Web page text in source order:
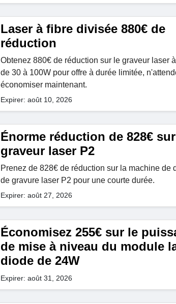
Laser à fibre divisée 880€ de
réduction
Obtenez 880€ de réduction sur le graveur laser
de 30 à 100W pour offre à durée limitée,
économiser maintenant.
Expirer: août 10, 2026
Énorme réduction de 828€
graveur laser P2
Prenez de 828€ de réduction sur la machine de
de gravure laser P2 pour une courte durée.
Expirer: août 27, 2026
Économisez 255€ sur le
de mise à niveau du module
diode de 24W
Expirer: août 31, 2026